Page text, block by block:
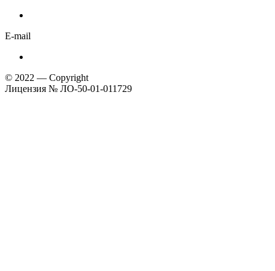
E-mail
© 2022 — Copyright
Лицензия № ЛО-50-01-011729